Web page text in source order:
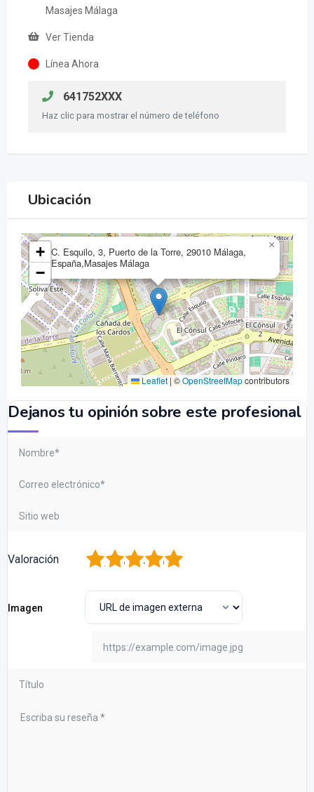
Masajes Málaga
Ver Tienda
Línea Ahora
641752XXX
Haz clic para mostrar el número de teléfono
Ubicación
C. Esquilo, 3, Puerto de la Torre, 29010 Málaga,
España,Masajes Málaga
×
+
−
Leaflet | ©OpenStreetMapcontributors
Dejanos tu opinión sobre este profesional
Valoración 5
4
3
2
Imagen